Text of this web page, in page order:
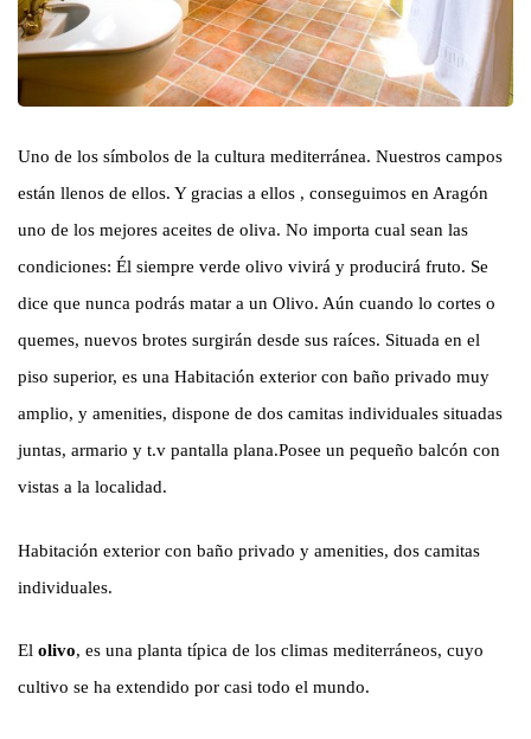
Uno de los símbolos de la cultura mediterránea. Nuestros campos
están llenos de ellos. Y gracias a ellos , conseguimos en Aragón
uno de los mejores aceites de oliva. No importa cual sean las
condiciones: Él siempre verde olivo vivirá y producirá fruto. Se
dice que nunca podrás matar a un Olivo. Aún cuando lo cortes o
quemes, nuevos brotes surgirán desde sus raíces. Situada en el
piso superior, es una Habitación exterior con baño privado muy
amplio, y amenities, dispone de dos camitas individuales situadas
juntas, armario y t.v pantalla plana.Posee un pequeño balcón con
vistas a la localidad.
Habitación exterior con baño privado y amenities, dos camitas
individuales.
El olivo, es una planta típica de los climas mediterráneos, cuyo
cultivo se ha extendido por casi todo el mundo.